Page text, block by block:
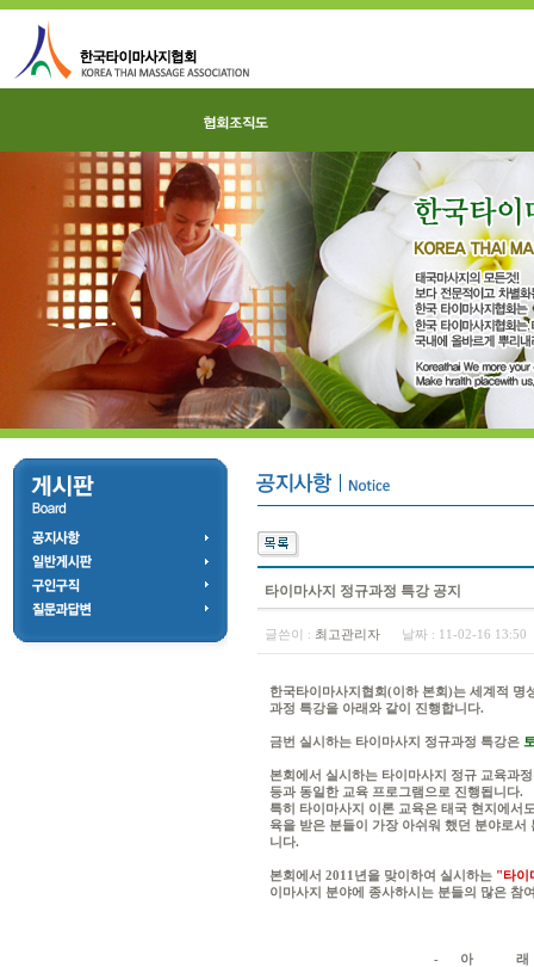
타이마사지 정규과정 특강 공지
글쓴이 : 최고관리자 날짜 : 11-02-16
한국타이마사지협회(이하 본회)는 세계적 명
과정 특강을 아래와 같이 진행합니다.
금번 실시하는 타이마사지 정규과정 특강은
본회에서 실시하는 타이마사지 정규 교육과
등과 동일한 교육 프로그램으로 진행됩니다.
특히 타이마사지 이론 교육은 태국 현지에서
육을 받은 분들이 가장 아쉬워 했던 분야로
니다.
본회에서 2011년을 맞이하여 실시하는 "타이
이마사지 분야에 종사하시는 분들의 많은 참
- 아 래